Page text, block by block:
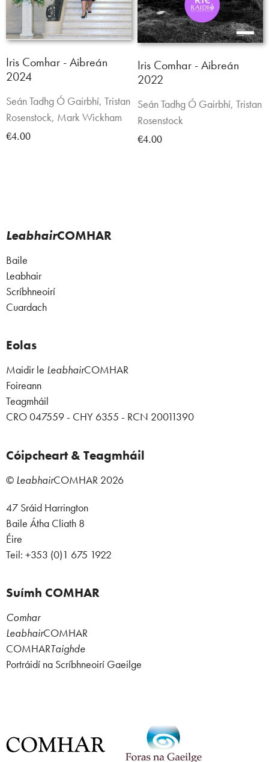
Iris Comhar - Aibreán
2024
Seán Tadhg Ó Gairbhí, Tristan
Rosenstock, Mark Wickham
€4.00
Iris Comhar - Aibreán
2022
Seán Tadhg Ó Gairbhí, Tristan
Rosenstock
€4.00
LeabhairCOMHAR
Baile
Leabhair
Scríbhneoirí
Cuardach
Eolas
Maidir le LeabhairCOMHAR
Foireann
Teagmháil
CRO 047559 - CHY 6355 - RCN 20011390
Cóipcheart & Teagmháil
© LeabhairCOMHAR 2026
47 Sráid Harrington
Baile Átha Cliath 8
Éire
Teil: +353 (0)1 675 1922
Suímh COMHAR
Comhar
LeabhairCOMHAR
COMHARTaighde
Portráidí na Scríbhneoirí Gaeilge